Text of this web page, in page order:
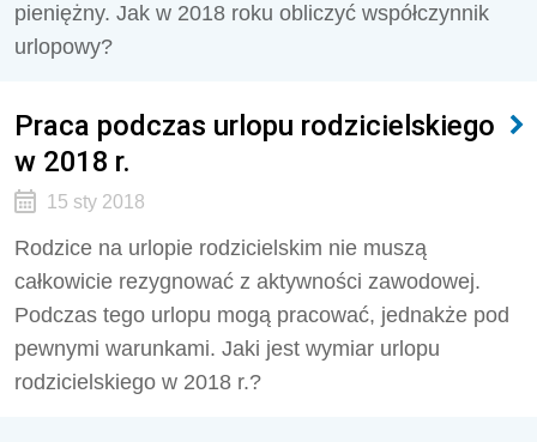
pieniężny. Jak w 2018 roku obliczyć współczynnik
urlopowy?
Praca podczas urlopu rodzicielskiego
w 2018 r.
15 sty 2018
Rodzice na urlopie rodzicielskim nie muszą
całkowicie rezygnować z aktywności zawodowej.
Podczas tego urlopu mogą pracować, jednakże pod
pewnymi warunkami. Jaki jest wymiar urlopu
rodzicielskiego w 2018 r.?